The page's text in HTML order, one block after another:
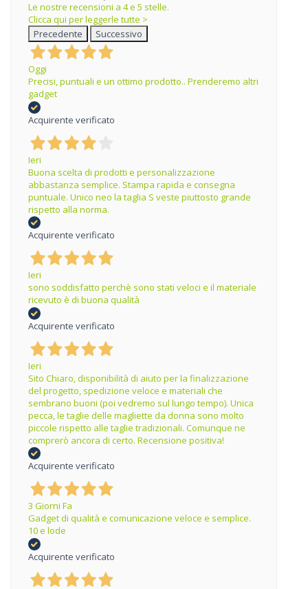
Le nostre recensioni a 4 e 5 stelle.
Clicca qui per leggerle tutte >
Precedente
Successivo
Oggi
Precisi, puntuali e un ottimo prodotto.. Prenderemo altri
gadget
Acquirente verificato
Ieri
Buona scelta di prodotti e personalizzazione
abbastanza semplice. Stampa rapida e consegna
puntuale. Unico neo la taglia S veste piuttosto grande
rispetto alla norma.
Acquirente verificato
Ieri
sono soddisfatto perchè sono stati veloci e il materiale
ricevuto è di buona qualità
Acquirente verificato
Ieri
Sito Chiaro, disponibilità di aiuto per la finalizzazione
del progetto, spedizione veloce e materiali che
sembrano buoni (poi vedremo sul lungo tempo). Unica
pecca, le taglie delle magliette da donna sono molto
piccole rispetto alle taglie tradizionali. Comunque ne
comprerò ancora di certo. Recensione positiva!
Acquirente verificato
3 Giorni Fa
Gadget di qualità e comunicazione veloce e semplice.
10 e lode
Acquirente verificato